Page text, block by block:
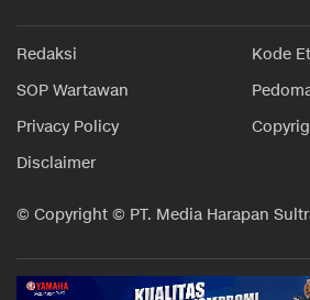
Redaksi
Kode
SOP Wartawan
Privacy Policy
Disclaimer
© Copyright © PT. Media Harapan